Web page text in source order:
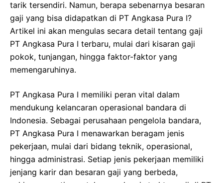
tarik tersendiri. Namun, berapa sebenarnya besaran
gaji yang bisa didapatkan di PT Angkasa Pura I?
Artikel ini akan mengulas secara detail tentang gaji
PT Angkasa Pura I terbaru, mulai dari kisaran gaji
pokok, tunjangan, hingga faktor-faktor yang
memengaruhinya.
PT Angkasa Pura I memiliki peran vital dalam
mendukung kelancaran operasional bandara di
Indonesia. Sebagai perusahaan pengelola bandara,
PT Angkasa Pura I menawarkan beragam jenis
pekerjaan, mulai dari bidang teknik, operasional,
hingga administrasi. Setiap jenis pekerjaan memiliki
jenjang karir dan besaran gaji yang berbeda,